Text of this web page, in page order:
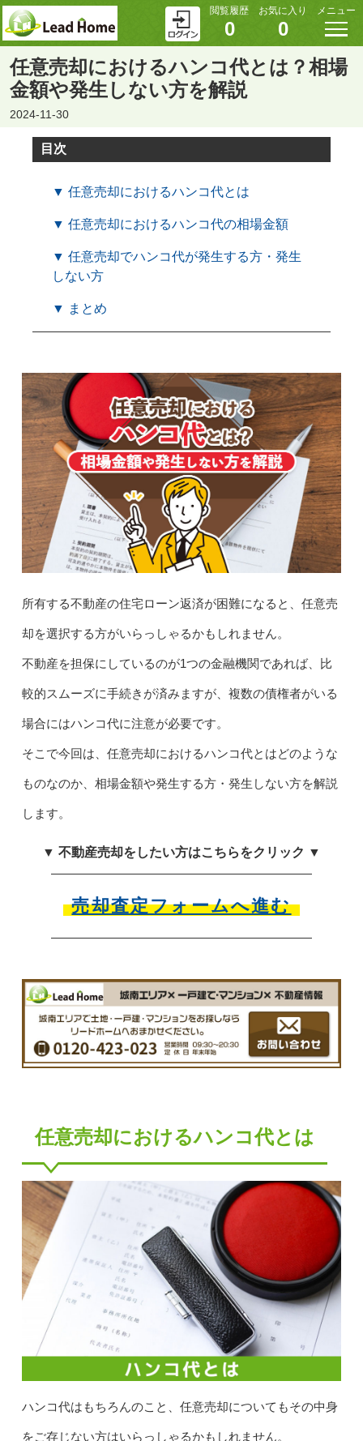
閲覧履歴
0
お気に入り
0
メニュー
任意売却におけるハンコ代とは？相場
金額や発生しない方を解説
2024-11-30
目次
▼ 任意売却におけるハンコ代とは
▼ 任意売却におけるハンコ代の相場金額
▼ 任意売却でハンコ代が発生する方・発生
しない方
▼ まとめ
所有する不動産の住宅ローン返済が困難になると、任意売
却を選択する方がいらっしゃるかもしれません。
不動産を担保にしているのが1つの金融機関であれば、比
較的スムーズに手続きが済みますが、複数の債権者がいる
場合にはハンコ代に注意が必要です。
そこで今回は、任意売却におけるハンコ代とはどのような
ものなのか、相場金額や発生する方・発生しない方を解説
します。
▼ 不動産売却をしたい方はこちらをクリック ▼
売却査定フォームへ進む
任意売却におけるハンコ代とは
ハンコ代はもちろんのこと、任意売却についてもその中身
をご存じない方はいらっしゃるかもしれません。